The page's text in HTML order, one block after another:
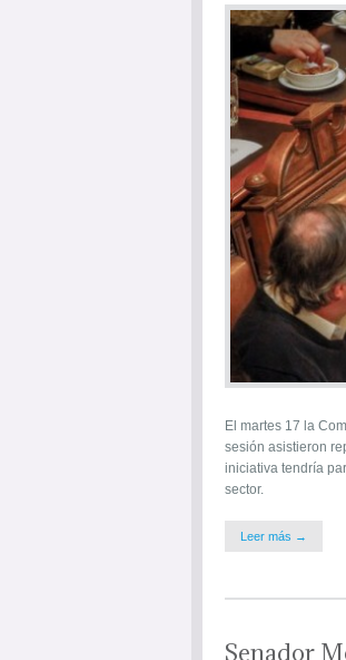
El martes 17 la
sesión asistieron
iniciativa tendría
sector.
Leer más →
Senador